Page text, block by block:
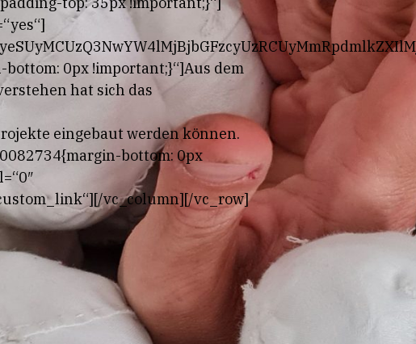
0px !important;}“]Aus dem
hat sich das
eingebaut werden können.
bottom: 0px
vc_column][/vc_row]